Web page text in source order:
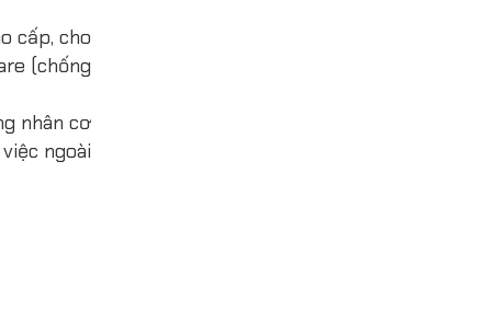
cấp, cho
(chống
nhân cơ
ngoài